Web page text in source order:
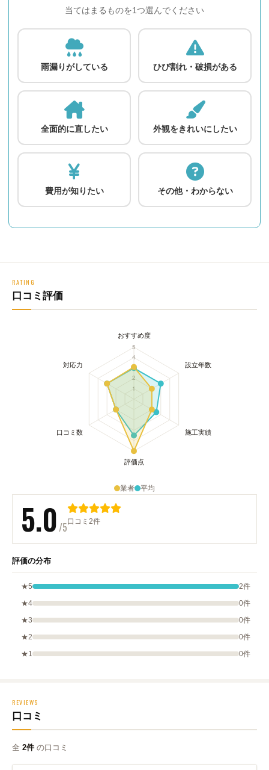
当てはまるものを1つ選んでください
雨漏りがしている ひび割れ・破損がある
全面的に直したい 外観をきれいにしたい
費用が知りたい その他・わからない
RATING
口コミ評価
業者 平均
5.0/5口コミ2件
評価の分布
★5
2件
★4
0件
★3
0件
★2
0件
★1
0件
REVIEWS
口コミ
全 2件 の口コミ